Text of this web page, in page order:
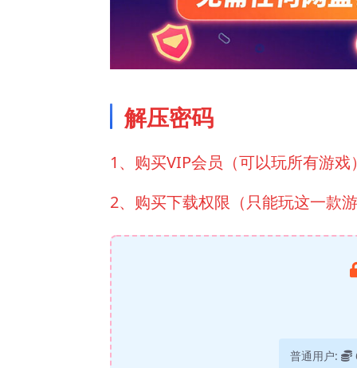
解压密码
1、购买VIP会员（可以玩所有游
2、购买下载权限（只能玩这一款
普通用户: